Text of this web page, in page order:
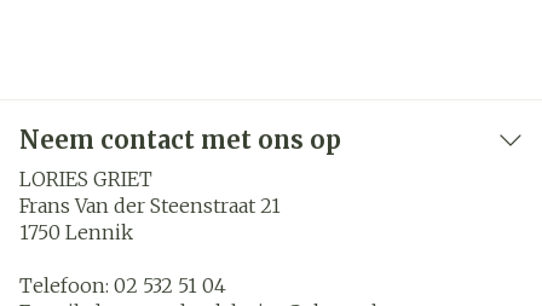
Neem contact met ons op
LORIES GRIET
Frans Van der Steenstraat 21
1750 Lennik
Telefoon: 02 532 51 04